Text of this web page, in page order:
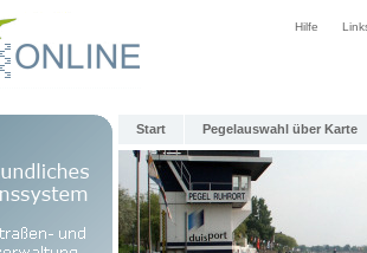
Hilfe
Start Pegelauswahl über Karte